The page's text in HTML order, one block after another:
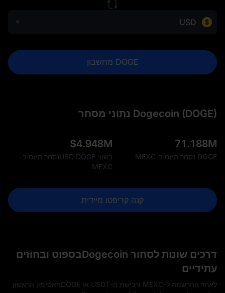
USD
DOGE מחשבון
Dogecoin (DOGE) נתוני מסחר
71.188M
DOGE נסחר היום ב-MEXC
$4.948M
בשווי USD DOGEנסחר היום ב-
MEXC
קנה קריפטו מיידית
דרכים שונות לסחור Dogecoinבספוט ובחוזים
עתידיים
לאחר ההרשמה ל-MEXC ורכישת ה-USDT או DOGEהאסימון הראשון